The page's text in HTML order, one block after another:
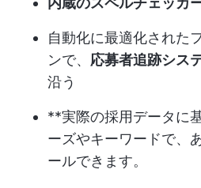
自動化に最適化された
ンで、 応募者追跡シス
沿う
**実際の採用データに
ーズやキーワードで、
ールできます。